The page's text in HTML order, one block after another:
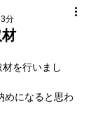
分
を行いまし
めになると思わ